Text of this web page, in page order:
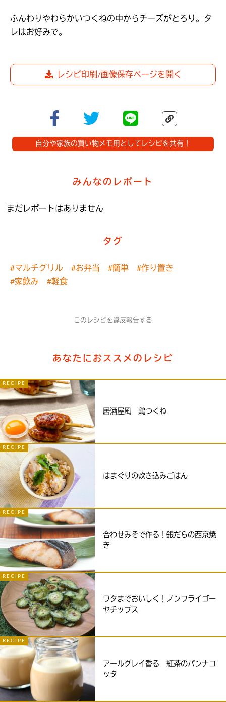
ふんわりやわらかいつくねの中からチーズがとろり。タ
レはお好みで。
レシピ印刷/画像保存ページを開く
自分や家族の買い物メモ用としてレシピを共有！
みんなのレポート
まだレポートはありません
タグ
#マルチグリル #お弁当 #簡単
#作り置き
#家飲み
#軽食
このレシピを違反報告する
あなたにおススメのレシピ
RECIPE
居酒屋風 鶏つくね
RECIPE
はまぐりの炊き込みごはん
RECIPE
合わせみそで作る！銀だらの西京焼
き
RECIPE
ワタまでおいしく！ノンフライゴー
ヤチップス
RECIPE
アールグレイ香る 紅茶のパンナコ
ッタ